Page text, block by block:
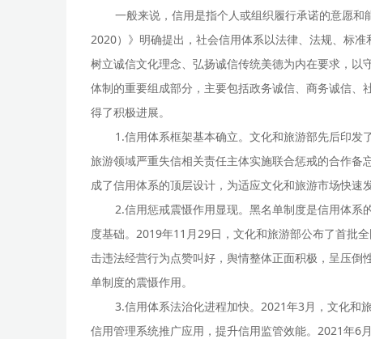
一般来说，信用是指个人或组织履行承诺的意愿
2020）》明确提出，社会信用体系以法律、法规、标
树立诚信文化理念、弘扬诚信传统美德为内在要求，
体制的重要组成部分，主要包括政务诚信、商务诚信
得了积极进展。
1.信用体系框架基本确立。文化和旅游部先后印
旅游领域严重失信相关责任主体实施联合惩戒的合作备
成了信用体系的顶层设计，为适应文化和旅游市场快速
2.信用惩戒震慑作用显现。黑名单制度是信用体系
度基础。2019年11月29日，文化和旅游部公布了首批
击违法经营行为点赞叫好，舆情整体正面积极，呈压
单制度的震慑作用。
3.信用体系法治化进程加快。2021年3月，文化和
信用管理系统推广应用，提升信用监管效能。2021年6